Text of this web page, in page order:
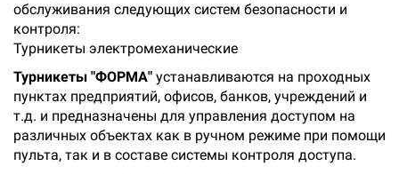
обслуживания следующих систем безопасности и
контроля:
Турникеты электромеханические
Турникеты "ФОРМА" устанавливаются на проходных
пунктах предприятий, офисов, банков, учреждений и
т.д. и предназначены для управления доступом на
различных объектах как в ручном режиме при помощи
пульта, так и в составе системы контроля доступа.